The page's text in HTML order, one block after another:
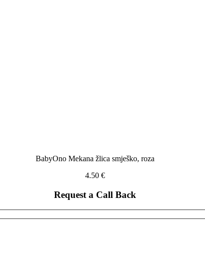
BabyOno Mekana žlica smješko, roza
4.50 €
Request a Call Back